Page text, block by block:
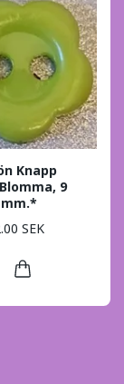
Knapp
9
mm.*
SEK